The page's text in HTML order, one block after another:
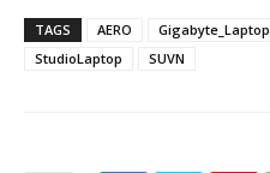
TAGS AERO Gigabyte_Laptop
StudioLaptop
SUVN